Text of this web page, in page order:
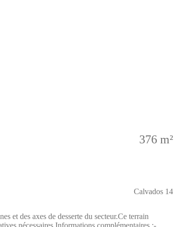
376 m²
Calvados 14
et des axes de desserte du secteur.Ce terrain
nécessaires.Informations complémentaires :-